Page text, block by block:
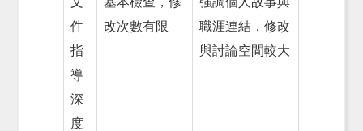
件
指
導
深
度
改次數有限
職涯連結，修改
與討論空間較大